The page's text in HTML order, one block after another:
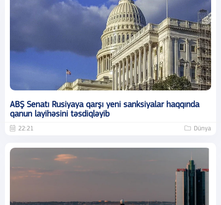
ABŞ Senatı Rusiyaya qarşı yeni sanksiyalar haqqında
qanun layihəsini təsdiqləyib
22:21 Dünya